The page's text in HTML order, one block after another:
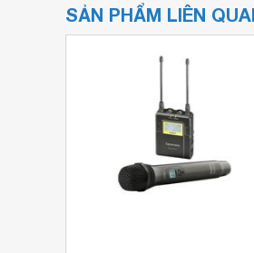
SẢN PHẨM LIÊN